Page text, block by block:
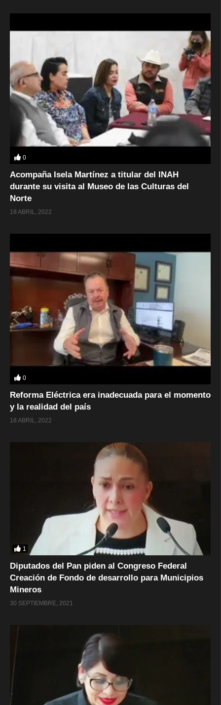
0
Acompaña Isela Martínez a titular del INAH
durante su visita al Museo de las Culturas del
Norte
18 ABRIL, 2022
0
Reforma Eléctrica era inadecuada para el momento
y la realidad del país
18 ABRIL, 2022
1
Diputados del Pan piden al Congreso Federal
Creación de Fondo de desarrollo para Municipios
Mineros
30 SEPTIEMBRE, 2021